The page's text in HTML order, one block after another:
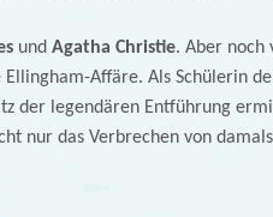
und Agatha Christie. Aber noch
Affäre. Als Schülerin
der legendären Entführung
nur das Verbrechen von